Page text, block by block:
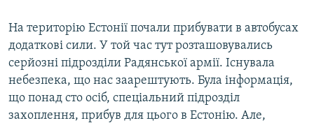
На територію Естонії почали прибувати в автобусах
додаткові сили. У той час тут розташовувались
серйозні підрозділи Радянської армії. Існувала
небезпека, що нас заарештують. Була інформація,
що понад сто осіб, спеціальний підрозділ
захоплення, прибув для цього в Естонію. Але,